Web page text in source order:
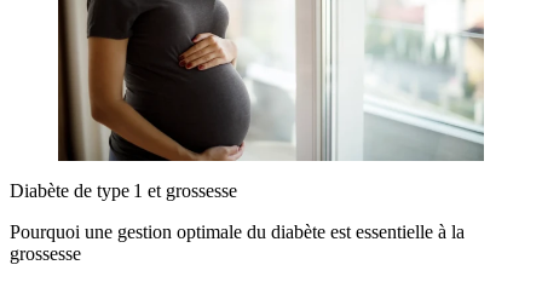
Diabète de type 1 et grossesse
Pourquoi une gestion optimale du diabète est essentielle à la
grossesse